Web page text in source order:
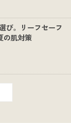
び。リーフセーフ
の肌対策